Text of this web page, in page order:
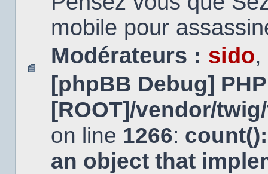
Aucun
message
non
mobile pour
Modérateurs : sido,
[phpBB Debug]
[ROOT]/vendor/
on line 1266:
an object that